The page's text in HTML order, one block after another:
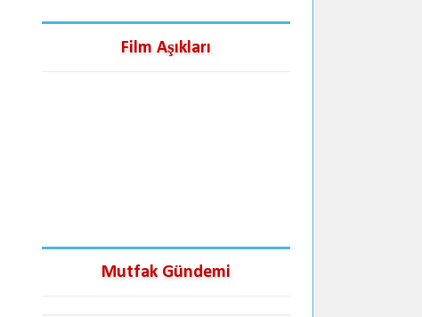
Film Aşıkları
Mutfak Gündemi